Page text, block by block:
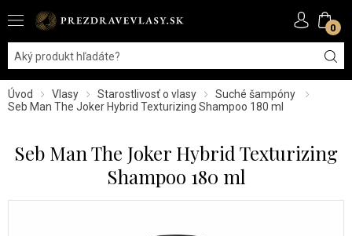
0
Úvod Vlasy Starostlivosť o vlasy
Suché šampóny
Seb Man The Joker Hybrid Texturizing Shampoo 180 ml
Seb Man The Joker Hybrid Texturizing
Shampoo 180 ml